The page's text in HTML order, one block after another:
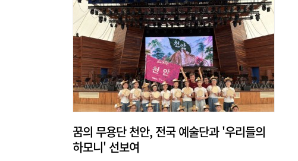
꿈의 무용단 천안, 전국 예술단과 '우리들의
하모니' 선보여